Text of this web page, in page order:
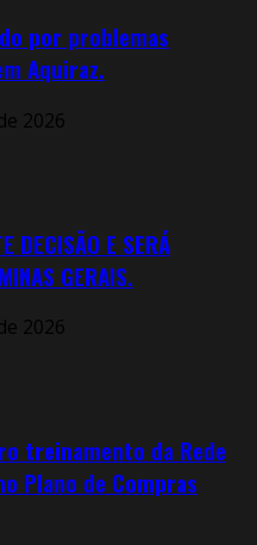
por problemas
Aquiraz.
2026
DECISÃO E SERÁ
GERAIS.
2026
treinamento da Rede
Plano de Compras